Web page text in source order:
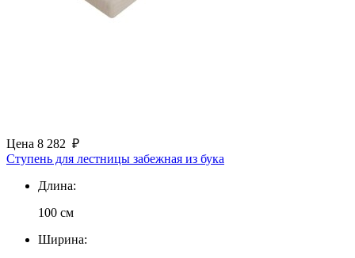
Цена 8 282 ₽
Ступень для лестницы забежная из бука
Длина:
100 см
Ширина: